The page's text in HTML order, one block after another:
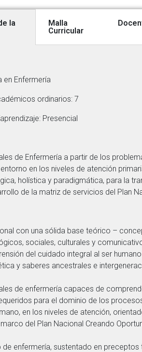
la
Malla
Curricular
en Enfermería
ordinarios: 7
Presencial
de Enfermería a partir de los
en los niveles de atención
holística y paradigmática, para la
de la matriz de servicios del Plan
con una sólida base teórico –
sociales, culturales y
del cuidado integral al ser
y saberes ancestrales e
de enfermería capaces de
para el dominio de los
en los niveles de atención,
del Plan Nacional Creando
de enfermería, sustentado en